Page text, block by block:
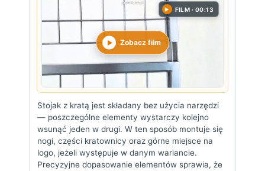
▶ FILM · 00:13
Zobacz film
Stojak z kratą jest składany bez użycia narzędzi
— poszczególne elementy wystarczy kolejno
wsunąć jeden w drugi. W ten sposób montuje się
nogi, części kratownicy oraz górne miejsce na
logo, jeżeli występuje w danym wariancie.
Precyzyjne dopasowanie elementów sprawia, że